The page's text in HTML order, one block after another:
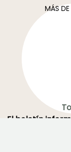
MÁS
El boletín
Recibe